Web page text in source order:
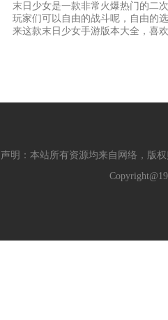
末日少女是一款非常火爆热门的二
玩家们可以自由的战斗呢，自由的
来这款末日少女手游版本大全，喜
声明：本站所有资源均来自网络，版